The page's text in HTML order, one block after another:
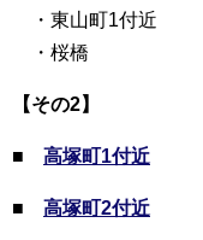
・東山町1付近
・桜橋
【その2】
■ 高塚町1付近
■ 高塚町2付近